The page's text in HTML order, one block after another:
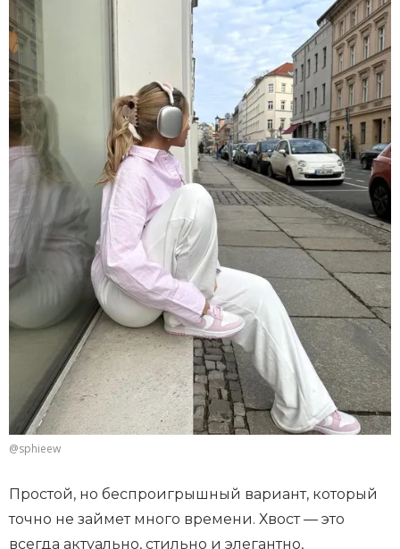
@sphieew
Простой, но беспроигрышный вариант, который
точно не займет много времени. Хвост — это
всегда актуально, стильно и элегантно,